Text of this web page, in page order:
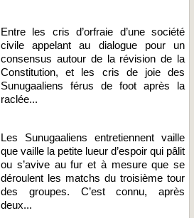
Entre les cris d’orfraie d’une société
civile appelant au dialogue pour un
consensus autour de la révision de la
Constitution, et les cris de joie des
Sunugaaliens férus de foot après la
raclée...
Les Sunugaaliens entretiennent vaille
que vaille la petite lueur d’espoir qui pâlit
ou s’avive au fur et à mesure que se
déroulent les matchs du troisième tour
des groupes. C’est connu, après
deux...